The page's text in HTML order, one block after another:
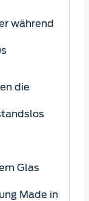
während
die
Glas
Made in